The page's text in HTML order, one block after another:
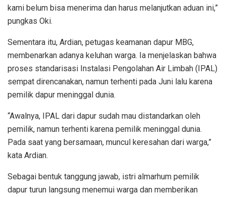
kami belum bisa menerima dan harus melanjutkan aduan ini,”
pungkas Oki.
Sementara itu, Ardian, petugas keamanan dapur MBG,
membenarkan adanya keluhan warga. Ia menjelaskan bahwa
proses standarisasi Instalasi Pengolahan Air Limbah (IPAL)
sempat direncanakan, namun terhenti pada Juni lalu karena
pemilik dapur meninggal dunia.
“Awalnya, IPAL dari dapur sudah mau distandarkan oleh
pemilik, namun terhenti karena pemilik meninggal dunia.
Pada saat yang bersamaan, muncul keresahan dari warga,”
kata Ardian.
Sebagai bentuk tanggung jawab, istri almarhum pemilik
dapur turun langsung menemui warga dan memberikan